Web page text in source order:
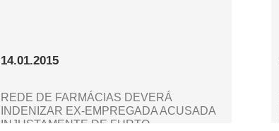
14.01.2015
REDE DE FARMÁCIAS DEVERÁ
INDENIZAR EX-EMPREGADA ACUSADA
INJUSTAMENTE DE FURTO